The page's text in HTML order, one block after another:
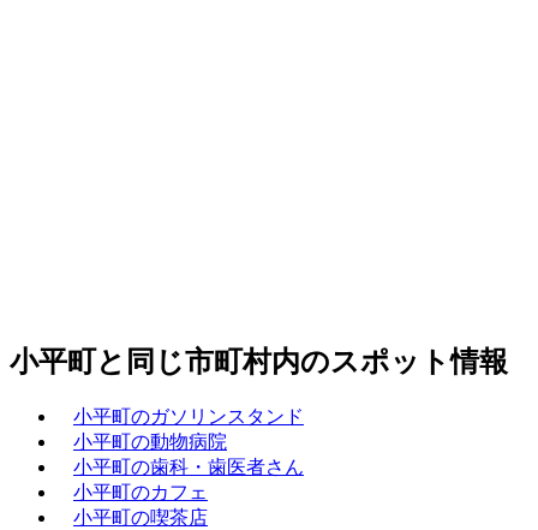
小平町と同じ市町村内のスポット情報
小平町のガソリンスタンド
小平町の動物病院
小平町の歯科・歯医者さん
小平町のカフェ
小平町の喫茶店